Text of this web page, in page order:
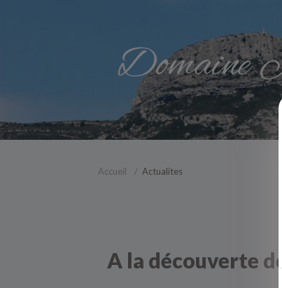
Accueil Actualites
A la découverte